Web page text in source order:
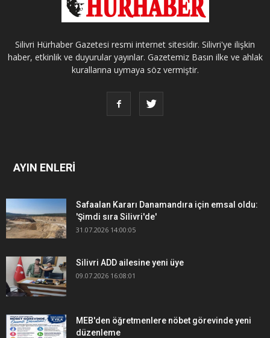
Silivri Hürhaber Gazetesi resmi internet sitesidir. Silivri'ye ilişkin
haber, etkinlik ve duyurular yayınlar. Gazetemiz Basın ilke ve ahlak
kurallarına uymaya söz vermiştir.
AYIN ENLERİ
Safaalan Kararı Danamandıra için emsal oldu:
'Şimdi sıra Silivri'de'
31.07.2026 14:00:05
Silivri ADD ailesine yeni üye
09.07.2026 16:08:01
MEB'den öğretmenlere nöbet görevinde yeni
düzenleme